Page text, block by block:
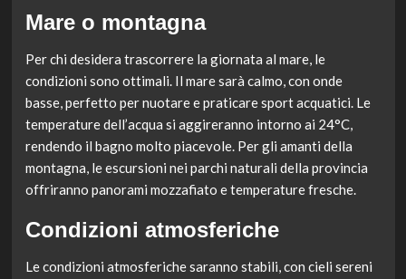
Mare o montagna
Per chi desidera trascorrere la giornata al mare, le
condizioni sono ottimali. Il mare sarà calmo, con onde
basse, perfetto per nuotare e praticare sport acquatici. Le
temperature dell’acqua si aggireranno intorno ai 24°C,
rendendo il bagno molto piacevole. Per gli amanti della
montagna, le escursioni nei parchi naturali della provincia
offriranno panorami mozzafiato e temperature fresche.
Condizioni atmosferiche
Le condizioni atmosferiche saranno stabili, con cieli sereni